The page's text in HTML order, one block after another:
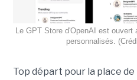
Le GPT Store d'OpenAI est
personnalisés.
Top départ pour la place de